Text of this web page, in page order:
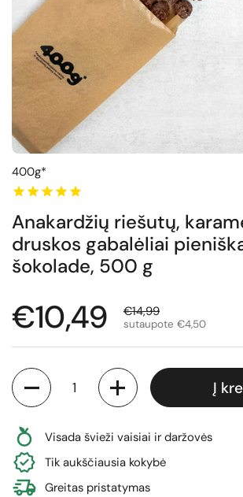
400g*
Anakardžių riešutų,
druskos gabalėliai
šokolade, 500 g
Normali kaina
€10,49 Išpardavimo kaina
€14,99
sutaupote €4,50
Kiekis
Į
Visada švieži vaisiai ir daržovės
Tik aukščiausia kokybė
Greitas pristatymas